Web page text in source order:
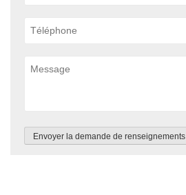
Envoyer la demande de renseignements